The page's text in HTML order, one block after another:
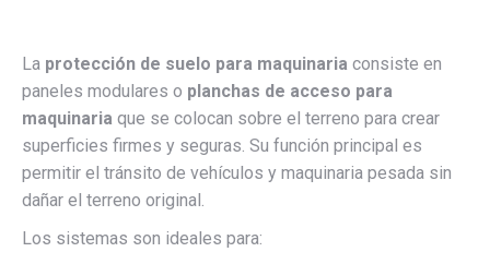
La protección de suelo para maquinaria consiste en
paneles modulares o planchas de acceso para
maquinaria que se colocan sobre el terreno para crear
superficies firmes y seguras. Su función principal es
permitir el tránsito de vehículos y maquinaria pesada sin
dañar el terreno original.
Los sistemas son ideales para: